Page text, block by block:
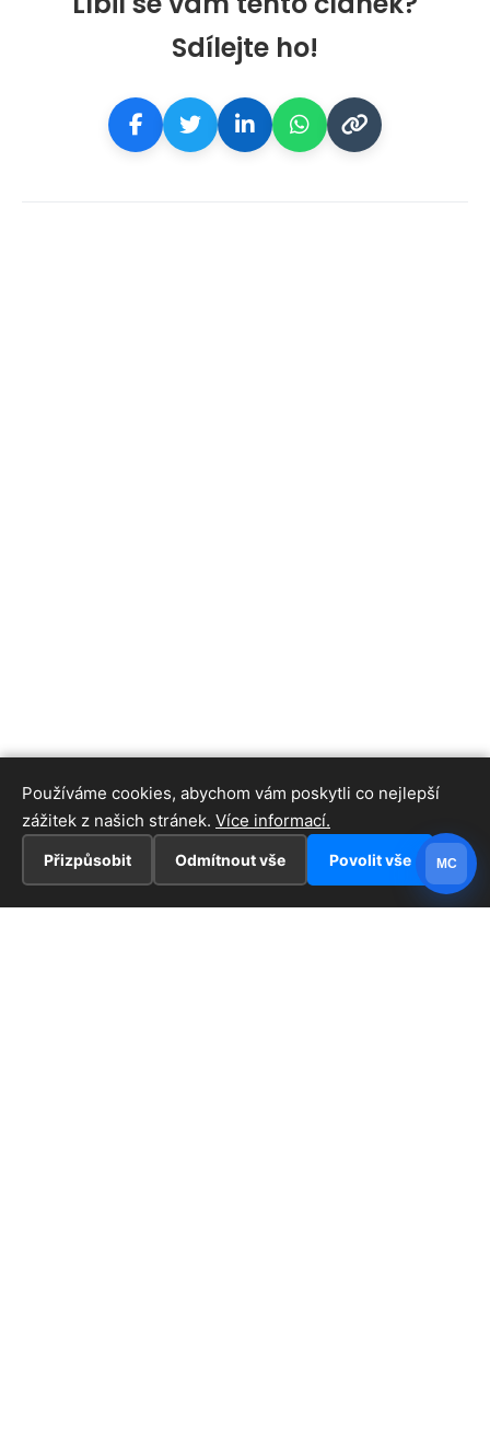
Sdílejte ho!
Používáme cookies, abychom vám poskytli co nejlepší
zážitek z našich stránek. Více informací.
Přizpůsobit Odmítnout vše Povolit vše MC